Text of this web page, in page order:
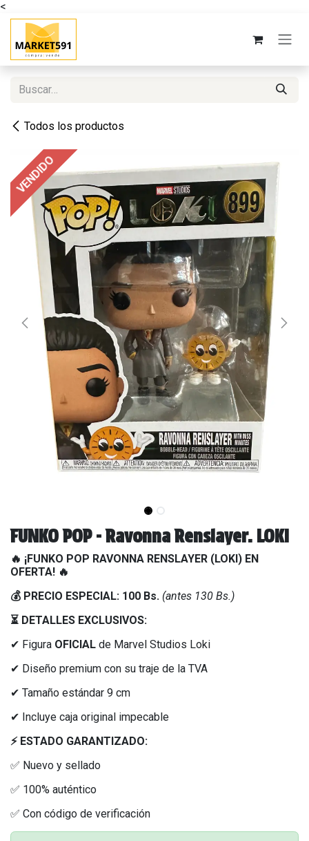
<
Ir al contenido
Todos los productos
VENDIDO
FUNKO POP - Ravonna Renslayer. LOKI
🔥 ¡FUNKO POP RAVONNA RENSLAYER (LOKI) EN
OFERTA! 🔥
💰 PRECIO ESPECIAL: 100 Bs. (antes 130 Bs.)
⏳ DETALLES EXCLUSIVOS:
✔ Figura OFICIAL de Marvel Studios Loki
✔ Diseño premium con su traje de la TVA
✔ Tamaño estándar 9 cm
✔ Incluye caja original impecable
⚡ ESTADO GARANTIZADO:
✅ Nuevo y sellado
✅ 100% auténtico
✅ Con código de verificación